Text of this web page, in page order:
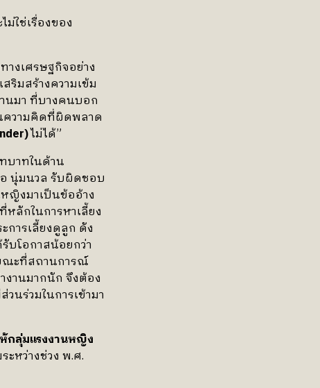
ใช่เรื่องของ
งเศรษฐกิจอย่าง
ริมสร้างความเข้ม
นมา ที่บางคนบอก
ความคิดที่ผิดพลาด
ไม่ได้”
บาทในด้าน
นุ่มนวล รับผิดชอบ
ญิงมาเป็นข้ออ้าง
ลักในการหาเลี้ยง
การเลี้ยงดูลูก ดัง
บโอกาสน้อยกว่า
ณะที่สถานการณ์
งานมากนัก จึงต้อง
นร่วมในการเข้ามา
ห้กลุ่มแรงงานหญิง
หว่างช่วง พ.ศ.